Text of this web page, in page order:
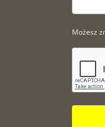
Możesz